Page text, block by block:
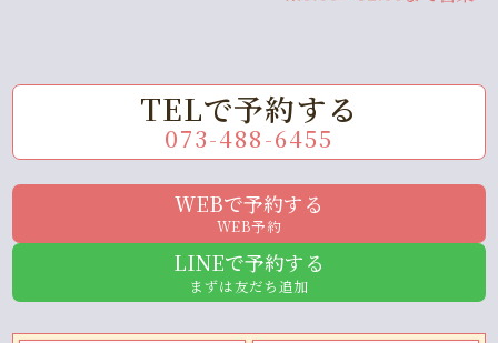
TELで予約する
073-488-6455
WEBで予約する
WEB予約
LINEで予約する
まずは友だち追加